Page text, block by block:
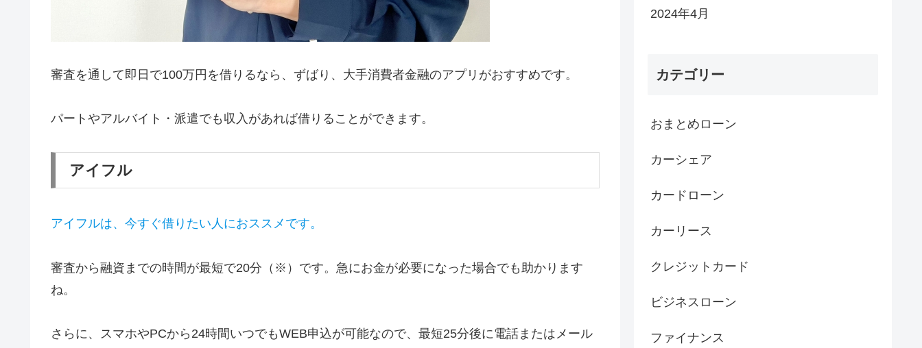
審査を通して即日で100万円を借りるなら、ずばり、大手消費者金融のアプリがおすすめです。
パートやアルバイト・派遣でも収入があれば借りることができます。
アイフル
アイフルは、今すぐ借りたい人におススメです。
審査から融資までの時間が最短で20分（※）です。急にお金が必要になった場合でも助かります
ね。
さらに、スマホやPCから24時間いつでもWEB申込が可能なので、最短25分後に電話またはメール
2024年4月
カテゴリー
おまとめローン
カーシェア
カードローン
カーリース
クレジットカード
ビジネスローン
ファイナンス